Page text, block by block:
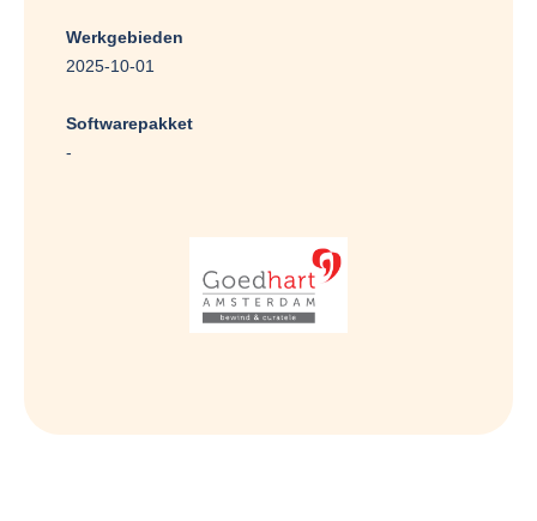
Werkgebieden
2025-10-01
Softwarepakket
-